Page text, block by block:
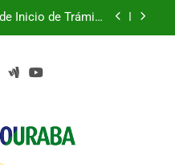
Inicio de Trámite
por aviso
Inicio de Trámite